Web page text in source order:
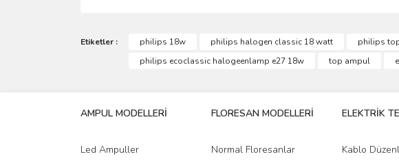
Görüş ve önerileriniz için teşekkür ederiz.
Ürün bilgilerinde hatalar bulunuyor.
Bu ürüne benzer farklı alternatifler olmalı.
Etiketler : philips 18w philips halogen classic 18 watt philips
philips ecoclassic halogeenlamp e27 18w
top ampul
AMPUL MODELLERİ
Led Ampuller
FLORESAN MODELLERİ
Normal Floresanlar
ELEKTRİK
Kablo